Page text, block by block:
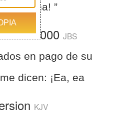
Aha! ”
2000 JBS
en pago de su
dicen: ¡Ea, ea
KJV